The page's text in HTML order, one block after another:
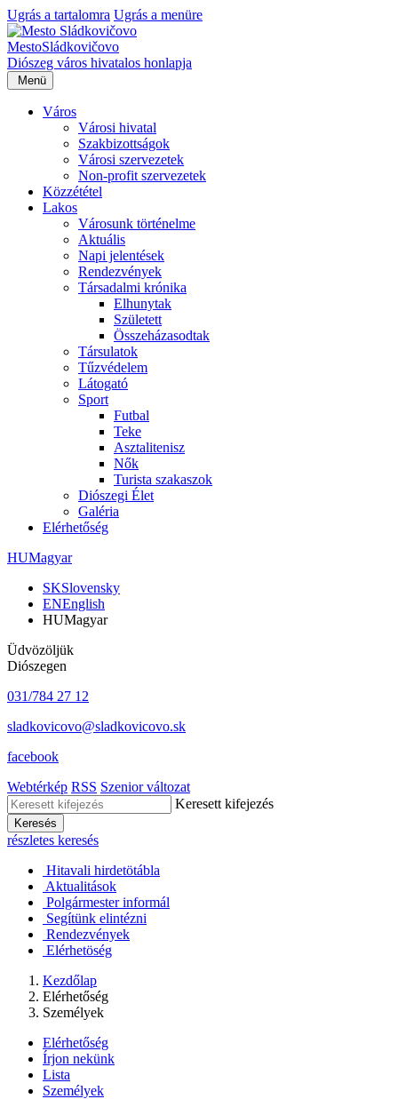
Ugrás a tartalomra Ugrás a menüre
MestoSládkovičovo
Diószeg város hivatalos honlapja
Menü
Város
Városi hivatal
Szakbizottságok
Városi szervezetek
Non-profit szervezetek
Közzététel
Lakos
Városunk történelme
Aktuális
Napi jelentések
Rendezvények
Társadalmi krónika
Elhunytak
Született
Összeházasodtak
Társulatok
Tűzvédelem
Látogató
Sport
Futbal
Teke
Asztalitenisz
Nők
Turista szakaszok
Diószegi Élet
Galéria
Elérhetőség
HUMagyar
SKSlovensky
ENEnglish
HUMagyar
Üdvözöljük
Diószegen
031/784 27 12
sladkovicovo@sladkovicovo.sk
facebook
Webtérkép RSS Szenior változat
Keresett kifejezés
Keresés
részletes keresés
Hitavali hirdetötábla
Aktualitások
Polgármester informál
Segítünk elintézni
Rendezvények
Elérhetöség
Kezdőlap
Elérhetőség
Személyek
Elérhetőség
Írjon nekünk
Lista
Személyek